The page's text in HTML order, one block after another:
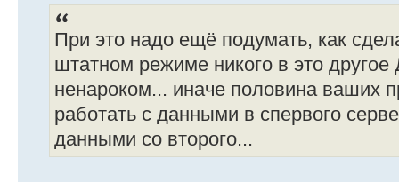
При это надо ещё подумать, как
штатном режиме никого в это другое
ненароком... иначе половина ваших
работать с данными в спервого
данными со второго...